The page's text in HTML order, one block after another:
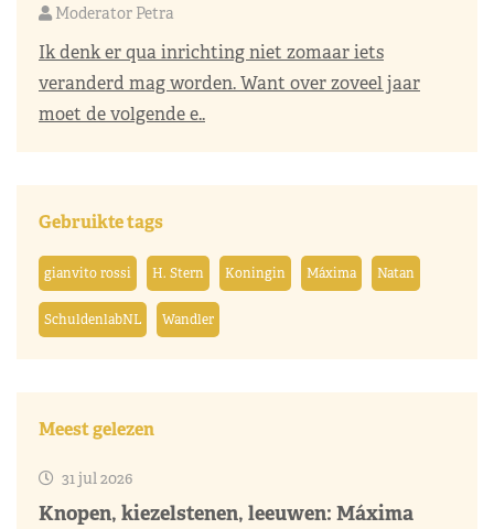
Moderator Petra
Ik denk er qua inrichting niet zomaar iets
veranderd mag worden. Want over zoveel jaar
moet de volgende e..
Gebruikte tags
gianvito rossi H. Stern Koningin Máxima Natan
SchuldenlabNL Wandler
Meest gelezen
31 jul 2026
Knopen, kiezelstenen, leeuwen: Máxima